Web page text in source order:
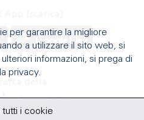
della
per garantire la migliore
a utilizzare il sito web, si
informazioni, si prega di
privacy.
i cookie